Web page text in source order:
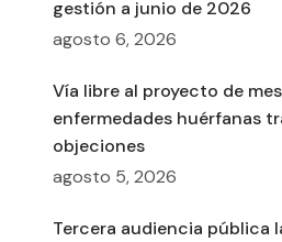
gestión a junio de 2026
agosto 6, 2026
Vía libre al proyecto de
enfermedades huérfanas
objeciones
agosto 5, 2026
Tercera audiencia pública